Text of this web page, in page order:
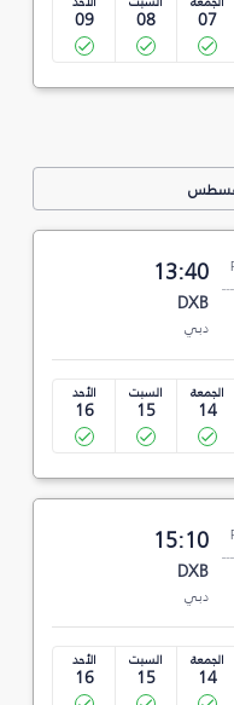
07
08
09
13:40
DXB
دبي
الجمعة
14
السبت
15
الأحد
16
15:10
DXB
دبي
الجمعة
14
السبت
15
الأحد
16